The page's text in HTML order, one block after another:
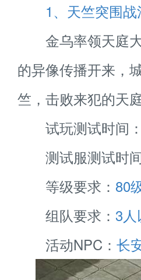
1、天竺突围
金乌率领天庭大
的异像传播开来，
竺，击败来犯的天
试玩测试时间：
测试服测试时间
等级要求： 80
组队要求： 3
活动NPC： 长